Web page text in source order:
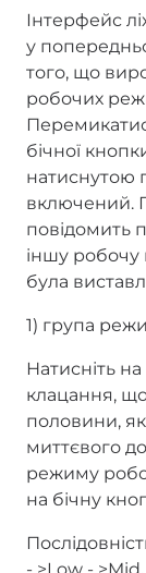
Інтерфейс
у
того, що
робочих
бічної
натиснутою
включений.
повідомить
іншу робочу
була
1) група
Натисніть
клацання,
половини,
миттєвого
режиму
на бічну